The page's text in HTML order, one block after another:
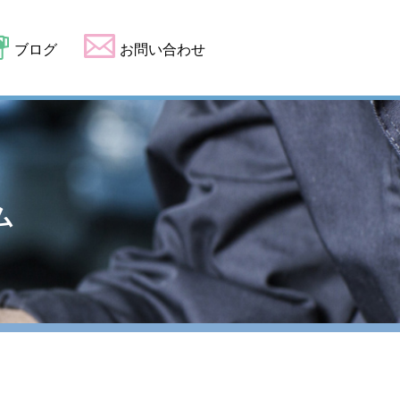
ブログ お問い合わせ